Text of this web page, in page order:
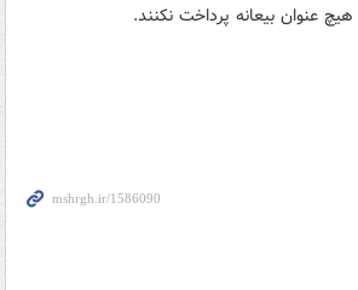
عنوان بیعانه پرداخت نکنند.